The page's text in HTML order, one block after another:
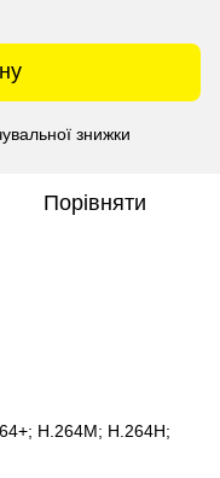
знижки
Порівняти
H.264M; H.264H;